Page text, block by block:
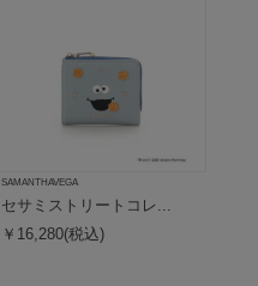
SAMANTHAVEGA
セサミストリートコレ...
￥16,280(税込)